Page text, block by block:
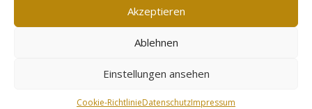
Akzeptieren
Ablehnen
Einstellungen ansehen
Cookie-RichtlinieDatenschutzImpressum
bedeutend mehr Anfragen und
Leads von potenziellen Kunden,
denn je.“
No tags for this post.